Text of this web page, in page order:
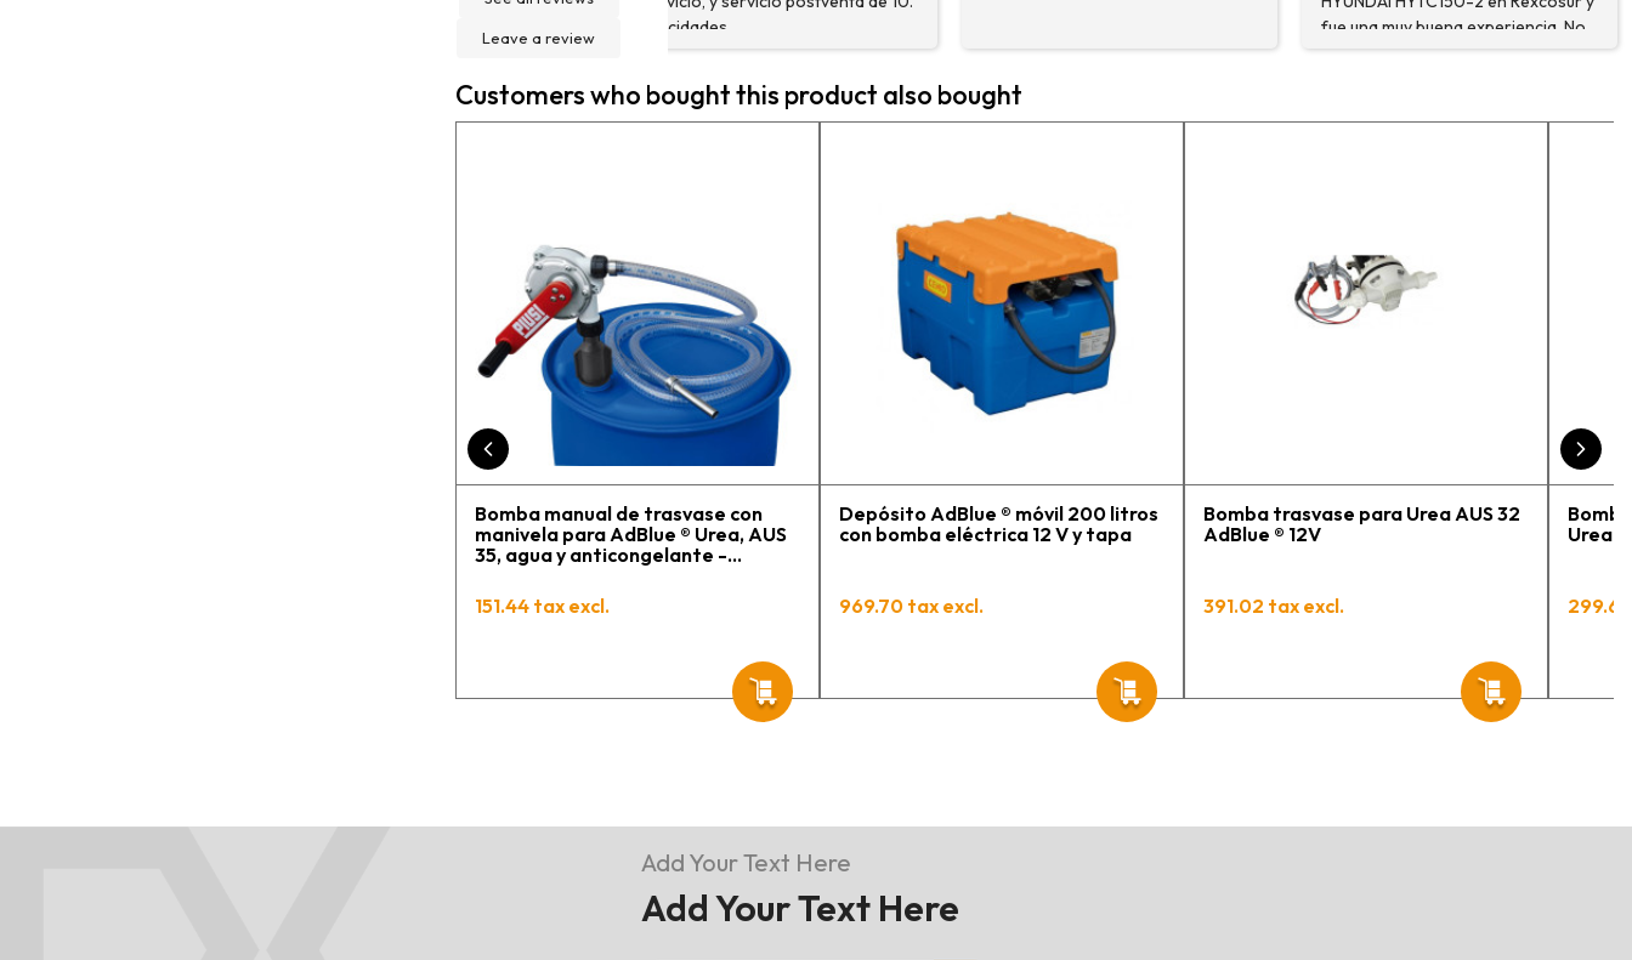
Leave a review
solo me encontré el producto que
detalle para asegurarme de que
contactactanto me explicó todo￼
En general, la recomiendo, he
vuelto a comprar, tengo varios
pedidos en proceso y muy
contento.
Confianza y buen servicio.
Customers who bought this product also bought
Bomba manual de trasvase con
manivela para AdBlue ® Urea, AUS
35, agua y anticongelante -
PIUSI
151.44 tax excl.
Depósito AdBlue ® móvil 200 litros
con bomba eléctrica 12 V y tapa
969.70 tax excl.
Bomba trasvase para Urea AUS 32
AdBlue ® 12V
391.02 tax excl.
Urea
Add Your Text Here
Add Your Text Here